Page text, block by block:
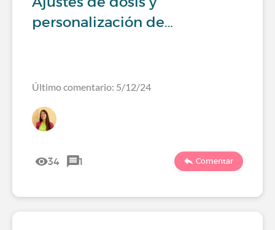
personalización de…
Último comentario: 5/12/24
34 1 Comentar